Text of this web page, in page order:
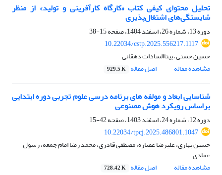
تحلیل محتوای کیفی کتاب «کارگاه کارآفرینی و تولید» از منظر
شایستگی‌های اشتغال‌پذیری
دوره 13، شماره 26، اسفند 1404، صفحه
15-38
10.22034/cstp.2025.556217.1117
حسین حسنی، بیتاالسادات دهقانی
مشاهده مقاله
اصل مقاله 929.5 K
شناسایی ابعاد و مولفه های برنامه درسی علوم تجربی دوره ابتدایی
براساس رویکرد هوش مصنوعی
دوره 12، شماره 24، اسفند 1403، صفحه
42-15
10.22034/tpcj.2025.486801.1047
حسین بهاری، علیرضا عصاره، مصطفی قادری، محمد رضا امام جمعه، رسول
عمادی
مشاهده مقاله
اصل مقاله 728.42 K